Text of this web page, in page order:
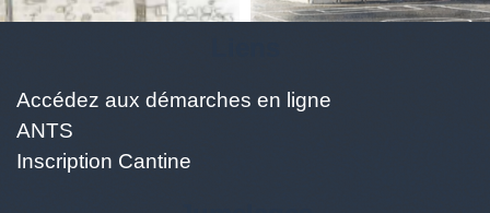
Accédez aux démarches en ligne
ANTS
Inscription Cantine